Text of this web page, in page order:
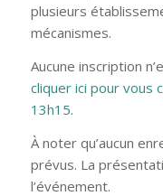
plusieurs
mécanismes.
Aucune inscription
cliquer ici pour vous
13h15.
À noter qu’aucun
prévus. La
l’événement.